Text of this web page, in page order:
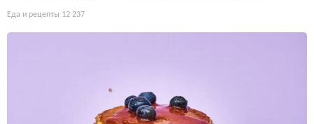
Еда и рецепты 12 237